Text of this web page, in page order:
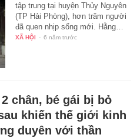
tập trung tại huyện Thủy Nguyên
(TP Hải Phòng), hơn trăm người
đã quen nhịp sống mới. Hằng…
XÃ HỘI - 6 năm trước
chân, bé gái bị bỏ
khiến thế giới kinh
duyên với thần